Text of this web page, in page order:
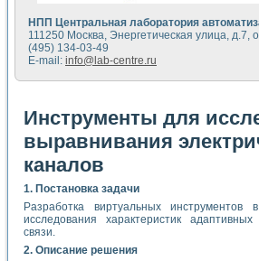
НПП Центральная лаборатория
111250 Москва, Энергетическая улица, д.7,
(495) 134-03-49
E-mail: info@lab-centre.ru
Инструменты для
выравнивания
каналов
1. Постановка задачи
Разработка виртуальных
исследования характеристик адаптивных
связи.
2. Описание решения